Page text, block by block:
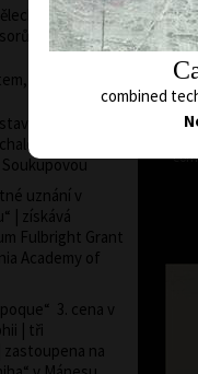
Milana
používá
v Novém
Cihlářem,
uznání v
| získává
Fulbright Grant
Academy of
3. cena v
| tři
na
combined